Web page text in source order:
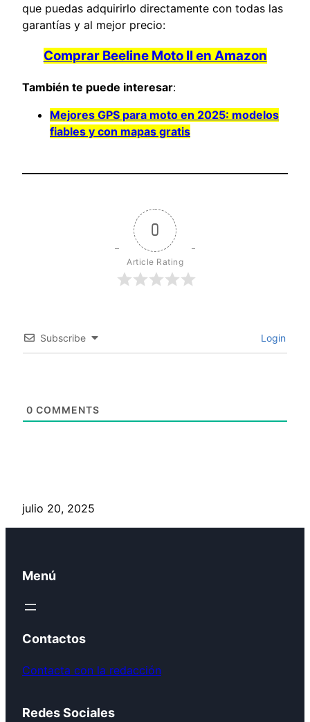
que puedas adquirirlo directamente con todas las
garantías y al mejor precio:
Comprar Beeline Moto II en Amazon
También te puede interesar:
Mejores GPS para moto en 2025: modelos
fiables y con mapas gratis
0
Article Rating
Subscribe Login
0 COMMENTS
julio 20, 2025
Menú
Contactos
Contacta con la redacción
Redes Sociales